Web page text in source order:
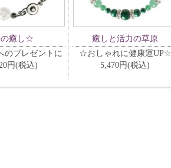
癒し☆
のプレゼントに
円(税込)
癒しと活力の草原
☆おしゃれに健康運UP☆
5,470円(税込)